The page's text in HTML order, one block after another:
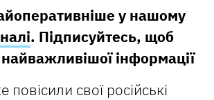
у нашому
. Підписуйтесь, щоб
найважливішої інформації
свої російські